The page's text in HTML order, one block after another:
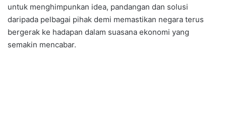
untuk menghimpunkan idea, pandangan dan solusi
daripada pelbagai pihak demi memastikan negara terus
bergerak ke hadapan dalam suasana ekonomi yang
semakin mencabar.